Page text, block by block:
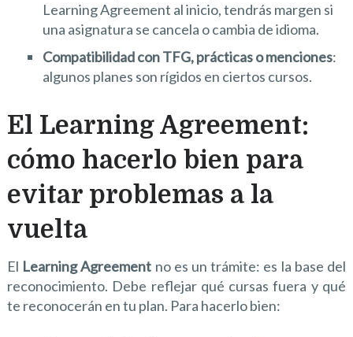
Learning Agreement al inicio, tendrás margen si
una asignatura se cancela o cambia de idioma.
Compatibilidad con TFG, prácticas o menciones:
algunos planes son rígidos en ciertos cursos.
El Learning Agreement:
cómo hacerlo bien para
evitar problemas a la
vuelta
El Learning Agreement no es un trámite: es la base del
reconocimiento. Debe reflejar qué cursas fuera y qué
te reconocerán en tu plan. Para hacerlo bien: